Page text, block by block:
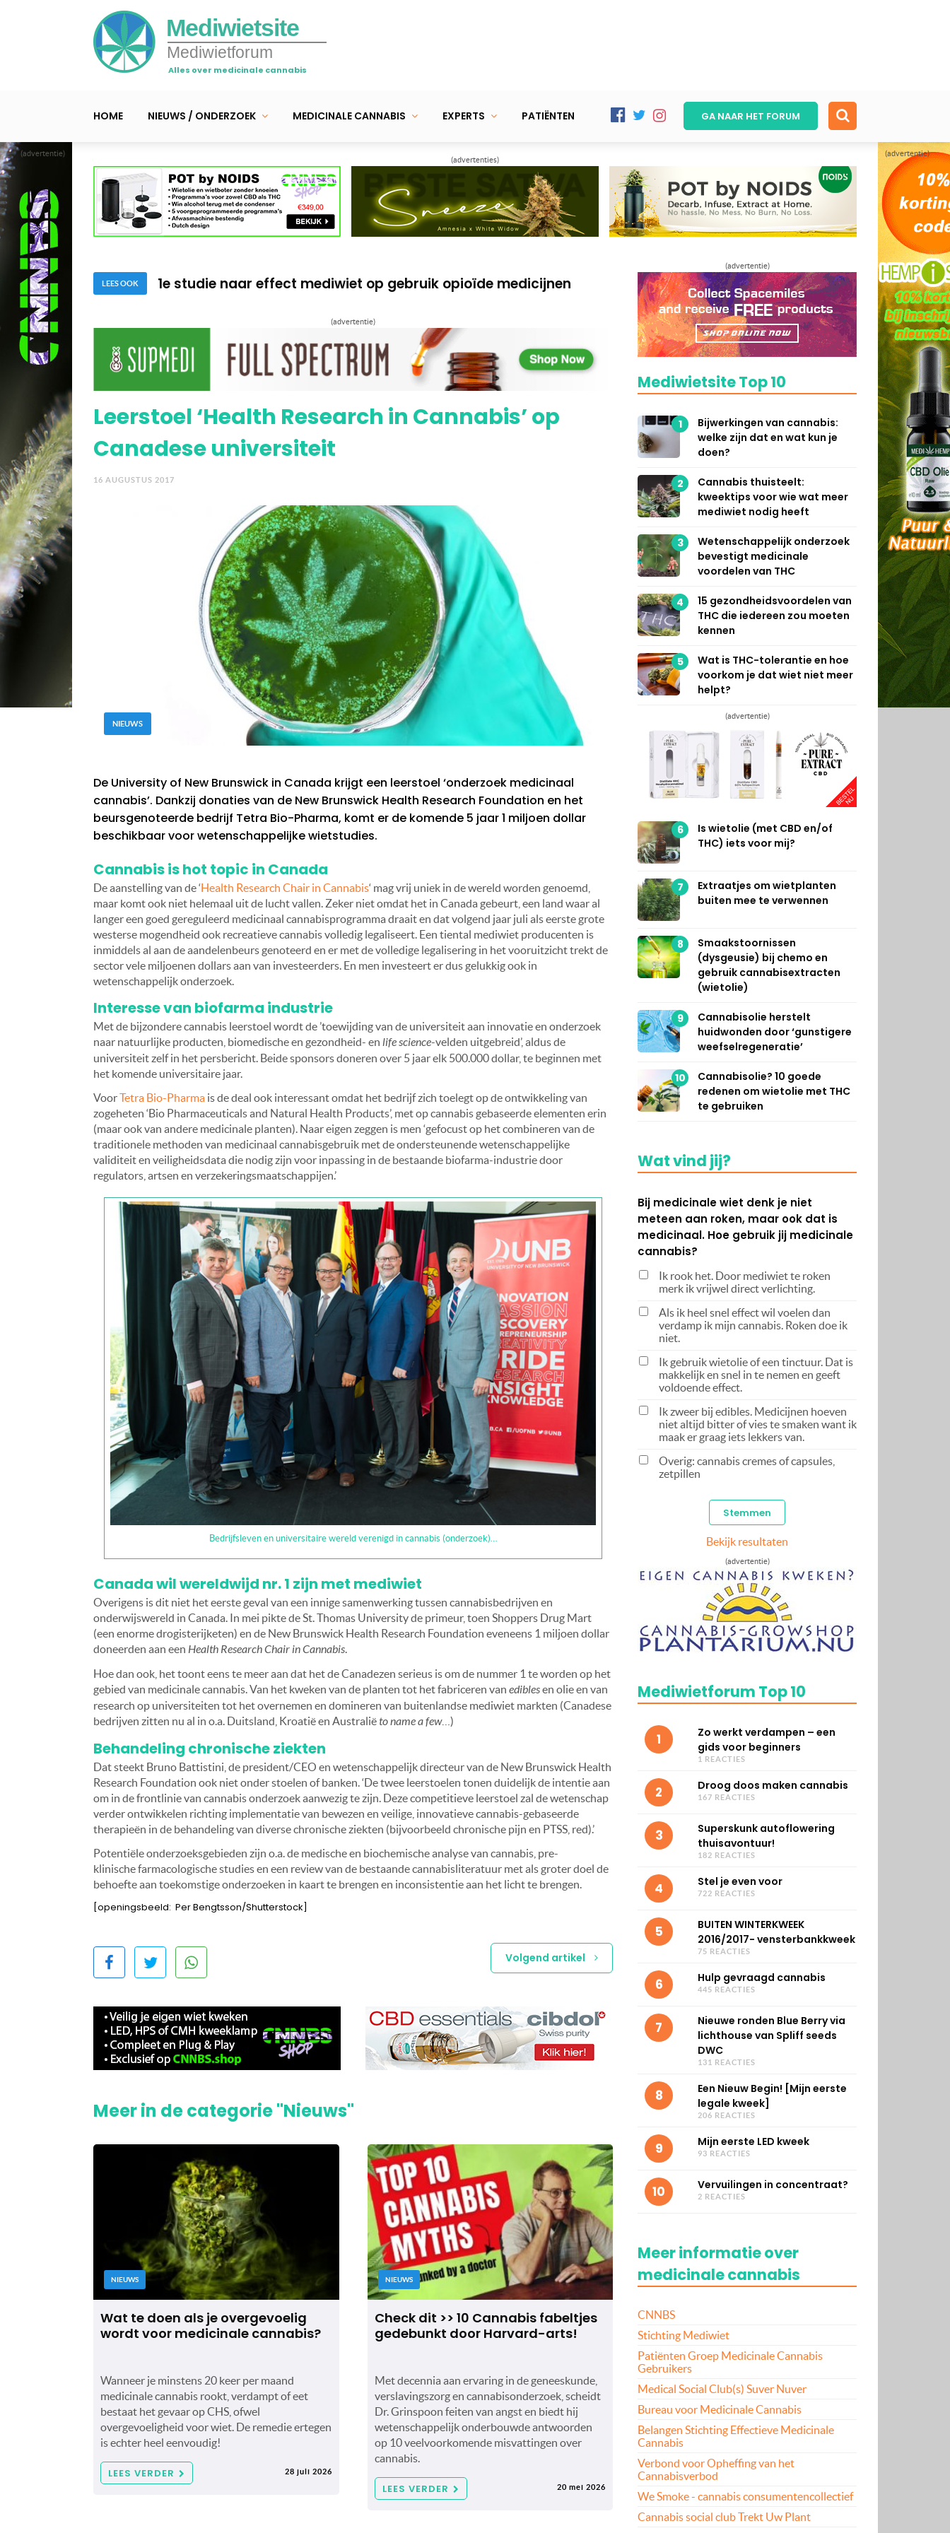
(advertentie) (advertentie)
Mediwietsite
Mediwietforum
Alles over medicinale cannabis
HOME NIEUWS / ONDERZOEK MEDICINALE CANNABIS EXPERTS PATIËNTEN GA NAAR HET FORUM
(advertenties)
LEES OOK
Mr. Veldman – Waarom justitie (verboden) medicinale wietolie
negeert
Kabinet kijkt (toch) naar vergoeding medicinale cannabis
Mr. Veldman – Waarom justitie (verboden) medicinale wietolie
Kabinet kijkt (toch) naar vergoeding medicinale cannabis
(advertentie)
Leerstoel ‘Health Research in Cannabis’ op
Canadese universiteit
16 AUGUSTUS 2017
NIEUWS
De University of New Brunswick in Canada krijgt een leerstoel ‘onderzoek medicinaal
cannabis’. Dankzij donaties van de New Brunswick Health Research Foundation en het
beursgenoteerde bedrijf Tetra Bio-Pharma, komt er de komende 5 jaar 1 miljoen dollar
beschikbaar voor wetenschappelijke wietstudies.
Cannabis is hot topic in Canada
De aanstelling van de ‘Health Research Chair in Cannabis‘ mag vrij uniek in de wereld worden genoemd,
maar komt ook niet helemaal uit de lucht vallen. Zeker niet omdat het in Canada gebeurt, een land waar al
langer een goed gereguleerd medicinaal cannabisprogramma draait en dat volgend jaar juli als eerste grote
westerse mogendheid ook recreatieve cannabis volledig legaliseert. Een tiental mediwiet producenten is
inmiddels al aan de aandelenbeurs genoteerd en er met de volledige legalisering in het vooruitzicht trekt de
sector vele miljoenen dollars aan van investeerders. En men investeert er dus gelukkig ook in
wetenschappelijk onderzoek.
Interesse van biofarma industrie
Met de bijzondere cannabis leerstoel wordt de ’toewijding van de universiteit aan innovatie en onderzoek
naar natuurlijke producten, biomedische en gezondheid- en life science-velden uitgebreid’, aldus de
universiteit zelf in het persbericht. Beide sponsors doneren over 5 jaar elk 500.000 dollar, te beginnen met
het komende universitaire jaar.
VoorTetra Bio-Pharma is de deal ook interessant omdat het bedrijf zich toelegt op de ontwikkeling van
zogeheten ‘Bio Pharmaceuticals and Natural Health Products’, met op cannabis gebaseerde elementen erin
(maar ook van andere medicinale planten). Naar eigen zeggen is men ‘gefocust op het combineren van de
traditionele methoden van medicinaal cannabisgebruik met de ondersteunende wetenschappelijke
validiteit en veiligheidsdata die nodig zijn voor inpassing in de bestaande biofarma-industrie door
regulators, artsen en verzekeringsmaatschappijen.’
Bedrijfsleven en universitaire wereld verenigd in cannabis (onderzoek)…
Canada wil wereldwijd nr. 1 zijn met mediwiet
Overigens is dit niet het eerste geval van een innige samenwerking tussen cannabisbedrijven en
onderwijswereld in Canada. In mei pikte de St. Thomas University de primeur, toen Shoppers Drug Mart
(een enorme drogisterijketen) en de New Brunswick Health Research Foundation eveneens 1 miljoen dollar
doneerden aan een Health Research Chair in Cannabis.
Hoe dan ook, het toont eens te meer aan dat het de Canadezen serieus is om de nummer 1 te worden op het
gebied van medicinale cannabis. Van het kweken van de planten tot het fabriceren van ediblesen olie en van
research op universiteiten tot het overnemen en domineren van buitenlandse mediwiet markten (Canadese
bedrijven zitten nu al in o.a. Duitsland, Kroatië en Australiëto name a few…)
Behandeling chronische ziekten
Dat steekt Bruno Battistini, de president/CEO en wetenschappelijk directeur van de New Brunswick Health
Research Foundation ook niet onder stoelen of banken. ‘De twee leerstoelen tonen duidelijk de intentie aan
om in de frontlinie van cannabis onderzoek aanwezig te zijn. Deze competitieve leerstoel zal de wetenschap
verder ontwikkelen richting implementatie van bewezen en veilige, innovatieve cannabis-gebaseerde
therapieën in de behandeling van diverse chronische ziekten (bijvoorbeeld chronische pijn en PTSS, red).’
Potentiële onderzoeksgebieden zijn o.a. de medische en biochemische analyse van cannabis, pre-
klinische farmacologische studies en een review van de bestaande cannabisliteratuur met als groter doel de
behoefte aan toekomstige onderzoeken in kaart te brengen en inconsistentie aan het licht te brengen.
[openingsbeeld: Per Bengtsson/Shutterstock]
Volgend artikel
Meer in de categorie "Nieuws"
NIEUWS
Wat te doen als je overgevoelig
wordt voor medicinale cannabis?
Wanneer je minstens 20 keer per maand
medicinale cannabis rookt, verdampt of eet
bestaat het gevaar op CHS, ofwel
overgevoeligheid voor wiet. De remedie ertegen
is echter heel eenvoudig!
LEES VERDER 28 juli 2026
NIEUWS
Check dit >> 10 Cannabis fabeltjes
gedebunkt door Harvard-arts!
Met decennia aan ervaring in de geneeskunde,
verslavingszorg en cannabisonderzoek, scheidt
Dr. Grinspoon feiten van angst en biedt hij
wetenschappelijk onderbouwde antwoorden
op 10 veelvoorkomende misvattingen over
cannabis.
LEES VERDER 20 mei 2026
(advertentie)
Mediwietsite Top 10
1
Bijwerkingen van cannabis:
welke zijn dat en wat kun je
doen?
2
Cannabis thuisteelt:
kweektips voor wie wat meer
mediwiet nodig heeft
3
Wetenschappelijk onderzoek
bevestigt medicinale
voordelen van THC
4
15 gezondheidsvoordelen van
THC die iedereen zou moeten
kennen
5
Wat is THC-tolerantie en hoe
voorkom je dat wiet niet meer
helpt?
(advertentie)
6
Is wietolie (met CBD en/of
THC) iets voor mij?
7
Extraatjes om wietplanten
buiten mee te verwennen
8
Smaakstoornissen
(dysgeusie) bij chemo en
gebruik cannabisextracten
(wietolie)
9
Cannabisolie herstelt
huidwonden door ‘gunstigere
weefselregeneratie’
10
Cannabisolie? 10 goede
redenen om wietolie met THC
te gebruiken
Wat vind jij?
Bij medicinale wiet denk je niet
meteen aan roken, maar ook dat is
medicinaal. Hoe gebruik jij medicinale
cannabis?
Ik rook het. Door mediwiet te roken
merk ik vrijwel direct verlichting.
Als ik heel snel effect wil voelen dan
verdamp ik mijn cannabis. Roken doe ik
niet.
Ik gebruik wietolie of een tinctuur. Dat is
makkelijk en snel in te nemen en geeft
voldoende effect.
Ik zweer bij edibles. Medicijnen hoeven
niet altijd bitter of vies te smaken want ik
maak er graag iets lekkers van.
Overig: cannabis cremes of capsules,
zetpillen
Bekijk resultaten
(advertentie)
Mediwietforum Top 10
1
Zo werkt verdampen – een
gids voor beginners
1 REACTIES
2 Droog doos maken cannabis
167 REACTIES
3
Superskunk autoflowering
thuisavontuur!
182 REACTIES
4 Stel je even voor
722 REACTIES
5
BUITEN WINTERKWEEK
2016/2017- vensterbankkweek
75 REACTIES
6 Hulp gevraagd cannabis
445 REACTIES
7
Nieuwe ronden Blue Berry via
lichthouse van Spliff seeds
DWC
131 REACTIES
8
Een Nieuw Begin! [Mijn eerste
legale kweek]
206 REACTIES
9 Mijn eerste LED kweek
93 REACTIES
10 Vervuilingen in concentraat?
2 REACTIES
Meer informatie over
medicinale cannabis
CNNBS
Stichting Mediwiet
Patiënten Groep Medicinale Cannabis
Gebruikers
Medical Social Club(s) Suver Nuver
Bureau voor Medicinale Cannabis
Belangen Stichting Effectieve Medicinale
Cannabis
Verbond voor Opheffing van het
Cannabisverbod
We Smoke - cannabis consumentencollectief
Cannabis social club Trekt Uw Plant